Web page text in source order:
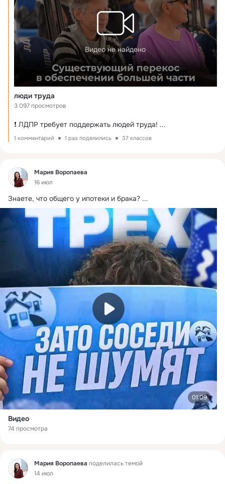
Видео не найдено
люди труда
3 097 просмотров
❗️ ЛДПР требует поддержать людей труда! ...
1 комментарий 1 раз поделились 37 классов
Фид
Мария Воропаева
16 июл
Знаете, что общего у ипотеки и брака? ...
01:09
Видео
74 просмотра
Фид Мария Воропаева поделилась темой
14 июл